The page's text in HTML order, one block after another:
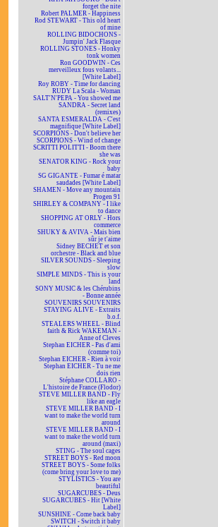
forget the nite
Robert PALMER - Happiness
Rod STEWART - This old heart
of mine
ROLLING BIDOCHONS -
Jumpin' Jack Flasque
ROLLING STONES - Honky
tonk women
Ron GOODWIN - Ces
merveilleux fous volants...
[White Label]
Roy ROBY - Time for dancing
RUDY La Scala - Woman
SALT'N'PEPA - You showed me
SANDRA - Secret land
(remixes)
SANTA ESMERALDA - C'est
magnifique [White Label]
SCORPIONS - Don't believe her
SCORPIONS - Wind of change
SCRITTI POLITTI - Boom there
she was
SENATOR KING - Rock your
baby
SG GIGANTE - Fumar é matar
saudades [White Label]
SHAMEN - Move any mountain
Progen 91
SHIRLEY & COMPANY - I like
to dance
SHOPPING AT ORLY - Hors
commerce
SHUKY & AVIVA - Mais bien
sûr je t'aime
Sidney BECHET et son
orchestre - Black and blue
SILVER SOUNDS - Sleeping
slow
SIMPLE MINDS - This is your
land
SONY MUSIC & les Chérubins
- Bonne année
SOUVENIRS SOUVENIRS
STAYING ALIVE - Extraits
b.o.f.
STEALERS WHEEL - Blind
faith & Rick WAKEMAN -
Anne of Cleves
Stephan EICHER - Pas d'ami
(comme toi)
Stephan EICHER - Rien à voir
Stephan EICHER - Tu ne me
dois rien
Stéphane COLLARO -
L'histoire de France (Flodor)
STEVE MILLER BAND - Fly
like an eagle
STEVE MILLER BAND - I
want to make the world turn
around
STEVE MILLER BAND - I
want to make the world turn
around (maxi)
STING - The soul cages
STREET BOYS - Red moon
STREET BOYS - Some folks
(come bring your love to me)
STYLISTICS - You are
beautiful
SUGARCUBES - Deus
SUGARCUBES - Hit [White
Label]
SUNSHINE - Come back baby
SWITCH - Switch it baby